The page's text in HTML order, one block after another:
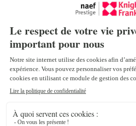
mehdi.bennassar@npkf.ch